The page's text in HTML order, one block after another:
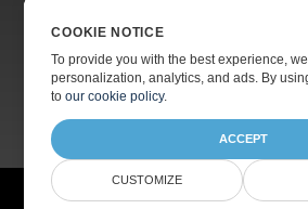
Websites
Über Uns
© Aspose Pty Ltd 2001-2026.
COOKIE NOTICE
To provide you with the best experience,
personalization, analytics, and ads. By
toour cookie policy.
ACCEPT
CUSTOMIZE